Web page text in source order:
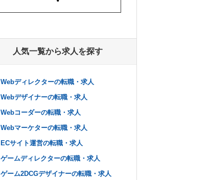
人気一覧から求人を探す
Webディレクターの転職・求人
Webデザイナーの転職・求人
Webコーダーの転職・求人
Webマーケターの転職・求人
ECサイト運営の転職・求人
ゲームディレクターの転職・求人
ゲーム2DCGデザイナーの転職・求人